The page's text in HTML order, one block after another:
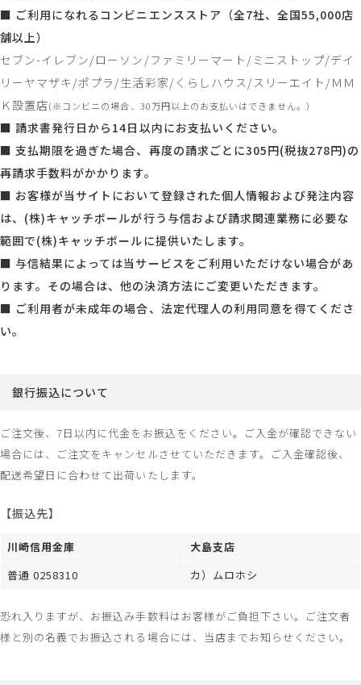
■ ご利用になれるコンビニエンスストア（全7社、全国55,000店
舗以上）
セブン-イレブン/ローソン/ファミリーマート/ミニストップ/デイ
リーヤマザキ/ポプラ/生活彩家/くらしハウス/スリーエイト/ＭＭ
Ｋ設置店(※コンビニの場合、30万円以上のお支払いはできません。）
■ 請求書発行日から14日以内にお支払いください。
■ 支払期限を過ぎた場合、再度の請求ごとに305円(税抜278円)の
再請求手数料がかかります。
■ お客様が当サイトにおいて登録された個人情報および発注内容
は、(株)キャッチボールが行う与信および請求関連業務に必要な
範囲で(株)キャッチボールに提供いたします。
■ 与信結果によっては当サービスをご利用いただけない場合があ
ります。その場合は、他の決済方法にご変更いただきます。
■ ご利用者が未成年の場合、法定代理人の利用同意を得てくださ
い。
銀行振込について
ご注文後、7日以内に代金をお振込をください。ご入金が確認できない
場合には、ご注文をキャンセルさせていただきます。ご入金確認後、
配送希望日に合わせて出荷いたします。
【振込先】
川崎信用金庫
大島支店
普通 0258310
カ）ムロホシ
恐れ入りますが、お振込み手数料はお客様がご負担下さい。ご注文者
様と別の名義でお振込される場合には、当店までお知らせください。